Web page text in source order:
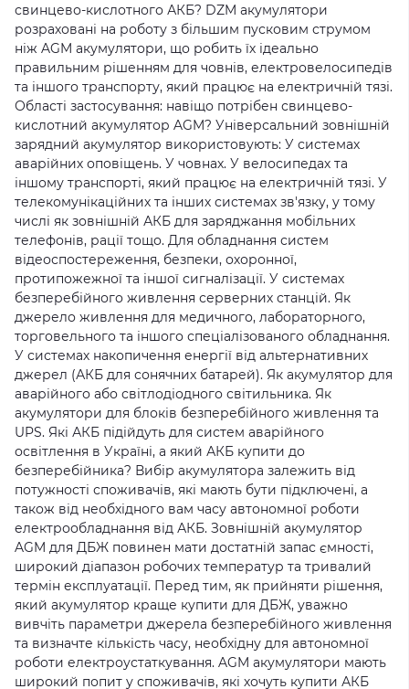
свинцево-кислотного АКБ? DZM акумулятори
розраховані на роботу з більшим пусковим струмом
ніж AGM акумулятори, що робить їх ідеально
правильним рішенням для човнів, електровелосипедів
та іншого транспорту, який працює на електричній тязі.
Області застосування: навіщо потрібен свинцево-
кислотний акумулятор AGM? Універсальний зовнішній
зарядний акумулятор використовують: У системах
аварійних оповіщень. У човнах. У велосипедах та
іншому транспорті, який працює на електричній тязі. У
телекомунікаційних та інших системах зв'язку, у тому
числі як зовнішній АКБ для заряджання мобільних
телефонів, рації тощо. Для обладнання систем
відеоспостереження, безпеки, охоронної,
протипожежної та іншої сигналізації. У системах
безперебійного живлення серверних станцій. Як
джерело живлення для медичного, лабораторного,
торговельного та іншого спеціалізованого обладнання.
У системах накопичення енергії від альтернативних
джерел (АКБ для сонячних батарей). Як акумулятор для
аварійного або світлодіодного світильника. Як
акумулятори для блоків безперебійного живлення та
UPS. Які АКБ підійдуть для систем аварійного
освітлення в Україні, а який АКБ купити до
безперебійника? Вибір акумулятора залежить від
потужності споживачів, які мають бути підключені, а
також від необхідного вам часу автономної роботи
електрообладнання від АКБ. Зовнішній акумулятор
AGM для ДБЖ повинен мати достатній запас ємності,
широкий діапазон робочих температур та тривалий
термін експлуатації. Перед тим, як прийняти рішення,
який акумулятор краще купити для ДБЖ, уважно
вивчіть параметри джерела безперебійного живлення
та визначте кількість часу, необхідну для автономної
роботи електроустаткування. AGM акумулятори мають
широкий попит у споживачів, які хочуть купити АКБ